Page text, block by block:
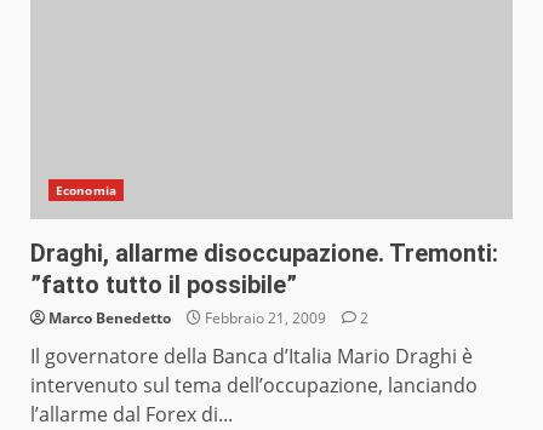
Economia
Draghi, allarme disoccupazione. Tremonti:
”fatto tutto il possibile”
Marco Benedetto Febbraio 21, 2009 2
Il governatore della Banca d’Italia Mario Draghi è
intervenuto sul tema dell’occupazione, lanciando
l’allarme dal Forex di...